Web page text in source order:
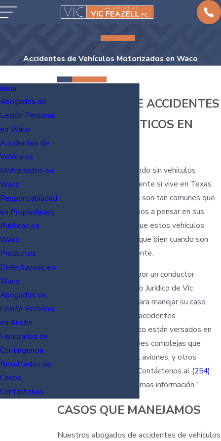
Accidentes de Vehículos Motorizados en Waco
ABOGADOS DE ACCIDENTES
AUTOMOVILISTICOS EN
Es difícil imaginar un mundo sin vehículos
motorizados, especialmente si vive en Texas.
Autos, trenes, y aviones son tan comunes que
raramente nos detenemos a pensar en sus
peligros. La verdad es que estos vehículos
pueden crear mas daño que bien cuando son
operados negligentemente.
Si usted ha sido herido por un conductor
imprudente, el Despacho Jurídico de Vic
Feazell, P.C esta listo para manejar su caso. .
Nuestros abogados de accidentes
automovilísticos en Waco están versados en
una gran variedád de leyes complejas que
gobiernan autos, barcos, aviones, y otros
vehículos motorizados. Contáctenos al (254)
para obtener mas información.”
CASOS QUE MANEJAMOS
Nuestros abogados de accidentes de vehículos
Inicio
Abogados de
Lesión Personal
en Waco
Accidentes de
Vehículos
Motorizados en
Waco
Responsabilidad
en Propiedades
Publicas en
Waco
Productos
Defectuosos en
Waco
Abogados de
Lesión Personal
en Austin
Honorarios de
Contingencia
Resultados de
Casos
Contáctenos